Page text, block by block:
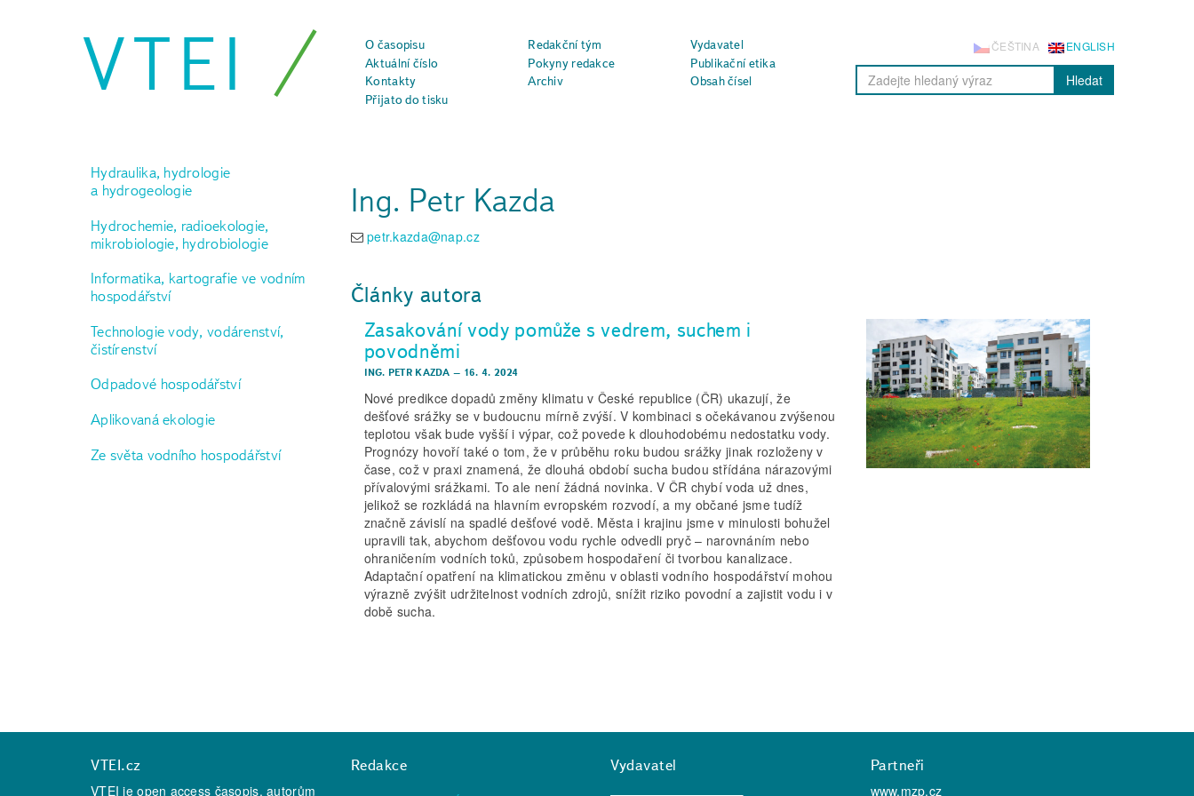
VTEI O časopisu Redakční tým
Vydavatel
Aktuální číslo
Pokyny redakce
Publikační etika
Kontakty
Archiv
Obsah čísel
Přijato do tisku
ENGLISH
ČEŠTINA
Hledat
Hydraulika, hydrologie
a hydrogeologie
Hydrochemie, radioekologie,
mikrobiologie, hydrobiologie
Informatika, kartografie ve vodním
hospodářství
Technologie vody, vodárenství,
čistírenství
Odpadové hospodářství
Aplikovaná ekologie
Ze světa vodního hospodářství
Ing. Petr Kazda
petr.kazda@nap.cz
Články autora
Zasakování vody pomůže s vedrem, suchem i
povodněmi
ING. PETR KAZDA – 16. 4. 2024
Nové predikce dopadů změny klimatu v České republice (ČR) ukazují, že
dešťové srážky se v budoucnu mírně zvýší. V kombinaci s očekávanou zvýšenou
teplotou však bude vyšší i výpar, což povede k dlouhodobému nedostatku vody.
Prognózy hovoří také o tom, že v průběhu roku budou srážky jinak rozloženy v
čase, což v praxi znamená, že dlouhá období sucha budou střídána nárazovými
přívalovými srážkami. To ale není žádná novinka. V ČR chybí voda už dnes,
jelikož se rozkládá na hlavním evropském rozvodí, a my občané jsme tudíž
značně závislí na spadlé dešťové vodě. Města i krajinu jsme v minulosti bohužel
upravili tak, abychom dešťovou vodu rychle odvedli pryč – narovnáním nebo
ohraničením vodních toků, způsobem hospodaření či tvorbou kanalizace.
Adaptační opatření na klimatickou změnu v oblasti vodního hospodářství mohou
výrazně zvýšit udržitelnost vodních zdrojů, snížit riziko povodní a zajistit vodu i v
době sucha.
VTEI.cz
VTEI je open access časopis, autorům
Redakce Vydavatel
Partneři
www.mzp.cz